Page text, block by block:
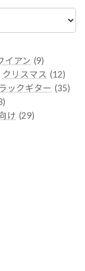
イアン (9)
クリスマス (12)
ックギター (35)
け (29)